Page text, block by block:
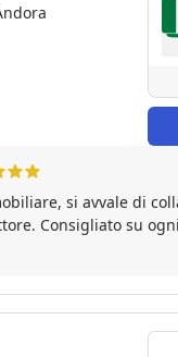
si avvale di
Consigliato su